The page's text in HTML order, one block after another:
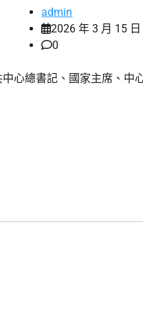
admin
2026 年 3 月 15 日
0
中心總書記、國家主席、中